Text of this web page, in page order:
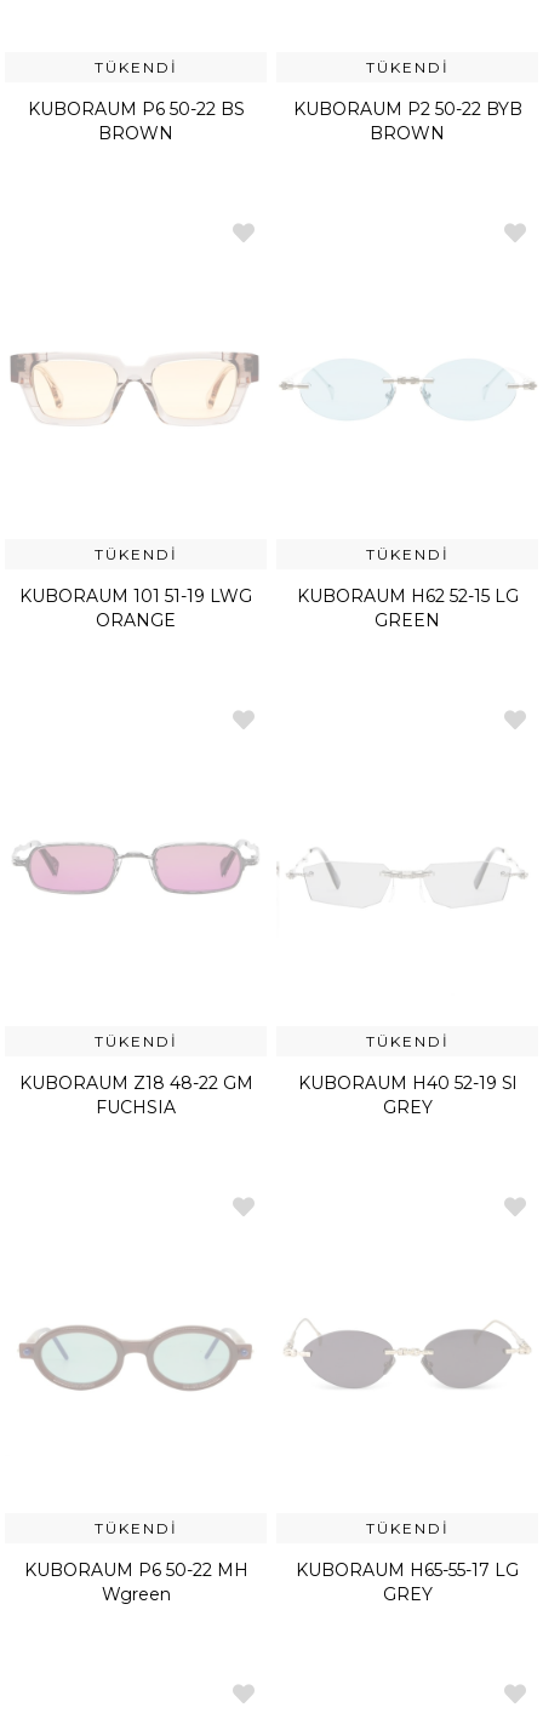
TÜKENDI
KUBORAUM P6 50-22 BS
BROWN
TÜKENDI
KUBORAUM P2 50-22 BYB
BROWN
TÜKENDI
KUBORAUM 101 51-19 LWG
ORANGE
TÜKENDI
KUBORAUM H62 52-15 LG
GREEN
TÜKENDI
KUBORAUM Z18 48-22 GM
FUCHSIA
TÜKENDI
KUBORAUM H40 52-19 Sl
GREY
TÜKENDI
KUBORAUM P6 50-22 MH
Wgreen
TÜKENDI
KUBORAUM H65-55-17 LG
GREY